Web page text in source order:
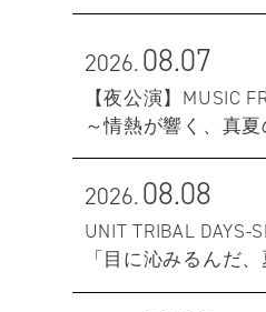
2026.08.07
【夜公演】MUSIC
～情熱が響く、真
2026.08.08
UNIT TRIBAL DAYS-
「目に沁みるんだ